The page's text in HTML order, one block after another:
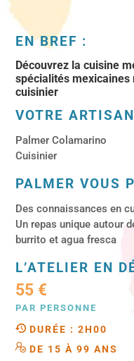
EN BREF :
Découvrez la cuisine
spécialités mexicaines
cuisinier
VOTRE
Palmer Colamarino
Cuisinier
PALMER VOUS
Des connaissances en
Un repas unique autour
burrito et agua fresca
L’ATELIER EN
55 €
PAR PERSONNE
DURÉE : 2H00
DE 15 À 99 ANS